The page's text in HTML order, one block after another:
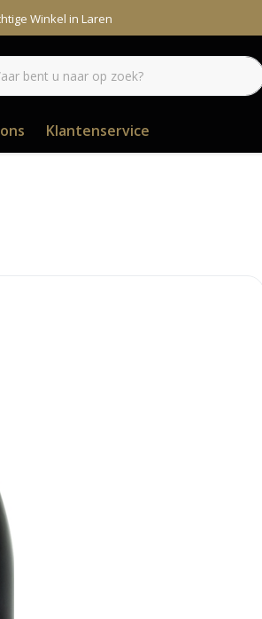
Winkel in Laren
Klantenservice